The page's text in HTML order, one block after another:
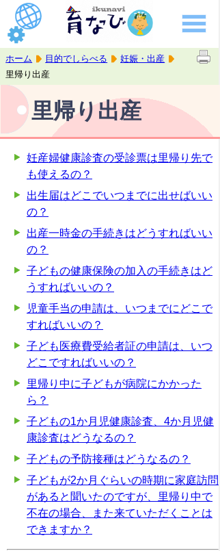
ホーム 目的でしらべる
妊娠・出産
里帰り出産
里帰り出産
妊産婦健康診査の受診票は里帰り先で
も使えるの？
出生届はどこでいつまでに出せばいい
の？
出産一時金の手続きはどうすればいい
の？
子どもの健康保険の加入の手続きはど
うすればいいの？
児童手当の申請は、いつまでにどこで
すればいいの？
子ども医療費受給者証の申請は、いつ
どこですればいいの？
里帰り中に子どもが病院にかかった
ら？
子どもの1か月児健康診査、4か月児健
康診査はどうなるの？
子どもの予防接種はどうなるの？
子どもが2か月ぐらいの時期に家庭訪問
があると聞いたのですが、里帰り中で
不在の場合、また来ていただくことは
できますか？